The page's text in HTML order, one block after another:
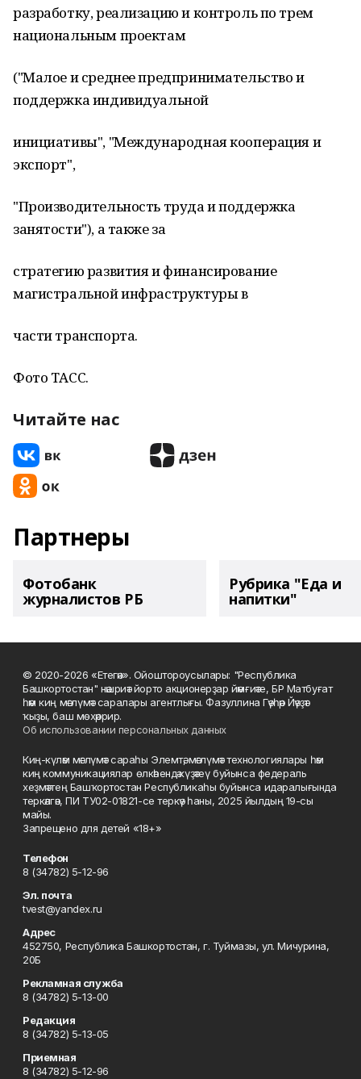
разработку, реализацию и контроль по трем
национальным проектам
("Малое и среднее предпринимательство и
поддержка индивидуальной
инициативы", "Международная кооперация и
экспорт",
"Производительность труда и поддержка
занятости"), а также за
стратегию развития и финансирование
магистральной инфраструктуры в
части транспорта.
Фото ТАСС.
Читайте нас
Партнеры
Фотобанк
журналистов РБ
Рубрика "Еда и
напитки"
© 2020-2026 «Етегән». Ойоштороусылары: "Республика
Башкортостан" нәшриәт йорто акционерҙар йәмғиәте, БР Матбуғат
һәм киң мәғлүмәт саралары агентлығы. Фазуллина Гәүһәр Йәүҙәт
ҡыҙы, баш мөхәррир.
Об использовании персональных данных
Киң-күләм мәғлүмәт сараһы Элемтә, мәғлүмәт технологиялары һәм
киң коммуникациялар өлкәһендә күҙәтеү буйынса федераль
хеҙмәттең Башҡортостан Республикаһы буйынса идаралығында
теркәлгән, ПИ ТУ02-01821-се теркәү һаны, 2025 йылдың 19-сы
майы.
Запрещено для детей «18+»
Телефон
8 (34782) 5-12-96
Эл. почта
tvest@yandex.ru
Адрес
452750, Республика Башкортостан, г. Туймазы, ул. Мичурина,
20Б
Рекламная служба
8 (34782) 5-13-00
Редакция
8 (34782) 5-13-05
Приемная
8 (34782) 5-12-96